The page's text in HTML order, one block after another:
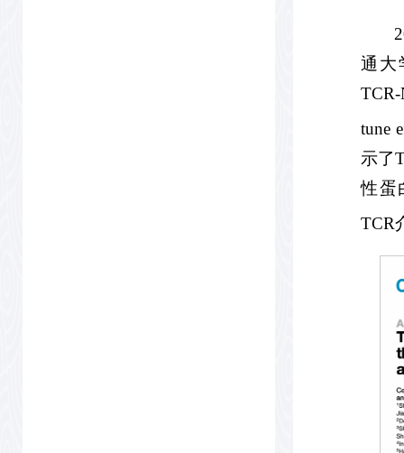
通大
TCR-
tune
示了
性蛋
TCR